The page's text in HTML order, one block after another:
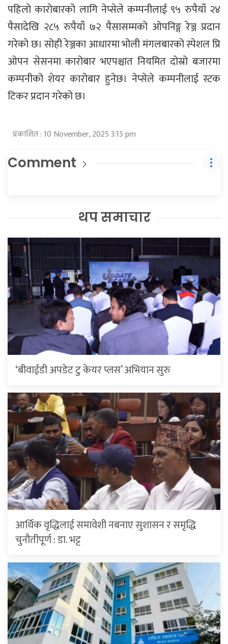
पहिलो कारोबारको लागि नेप्सेले कम्पनीलाई ९५ रुपैयाँ २४
पैसादेखि २८५ रुपैयाँ ७२ पैसासम्मको ओपनिङ्ग रेञ्ज प्रदान
गरेको छ। सोही रेञ्जका आधारमा भोली मंगलबारको स्पेशल प्रि
ओपन सेसनमा कारोबार भएपश्चात नियमित दोस्रो बजारमा
कम्पनीको शेयर कारोबार हुनेछ। नेप्सेले कम्पनीलाई स्टक
टिकर प्रदान गरेको छ।
प्रकाशित : 10 November, 2025 3:15 pm
Comment
थप समाचार
‘बीवाईडी अपडेट टु केयर प्लस’ अभियान सुरु
आर्थिक वृद्धिलाई समावेशी नबनाए सुशासन र समृद्धि
चुनौतीपूर्ण : डा. भट्ट